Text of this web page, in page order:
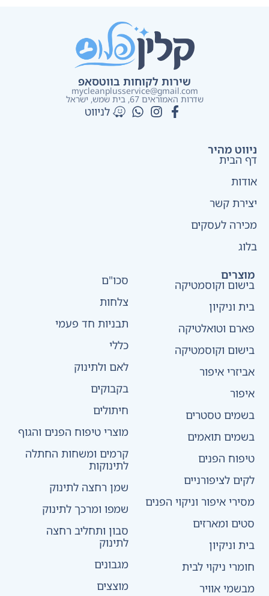
שירות לקוחות בווטסאפ
mycleanplusservice@gmail.com
שדרות האמוראים 67, בית שמש​, ישראל
לניווט
ניווט מהיר
דף הבית
אודות
יצירת קשר
מכירה לעסקים
בלוג
מוצרים
בישום וקוסמטיקה
בית וניקיון
פארם וטואלטיקה
בישום וקוסמטיקה
אביזרי איפור
איפור
בשמים טסטרים
בשמים תואמים
טיפוח הפנים
לקים לציפורניים
מסירי איפור וניקוי הפנים
סטים ומארזים
בית וניקיון
חומרי ניקוי לבית
מבשמי אוויר
סכו"ם
צלחות
תבניות חד פעמי
כללי
לאם ולתינוק
בקבוקים
חיתולים
מוצרי טיפוח הפנים והגוף
קרמים ומשחות החתלה
לתינוקות
שמן רחצה לתינוק
שמפו ומרכך לתינוק
סבון ותחליב רחצה
לתינוק
מגבונים
מוצצים